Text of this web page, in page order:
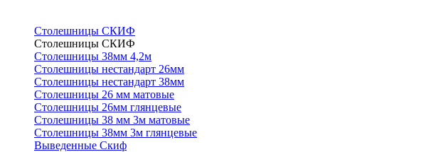
Столешницы СКИФ
Столешницы СКИФ
Столешницы 38мм 4,2м
Столешницы нестандарт 26мм
Столешницы нестандарт 38мм
Столешницы 26 мм матовые
Столешницы 26мм глянцевые
Столешницы 38 мм 3м матовые
Столешницы 38мм 3м глянцевые
Выведенные Скиф